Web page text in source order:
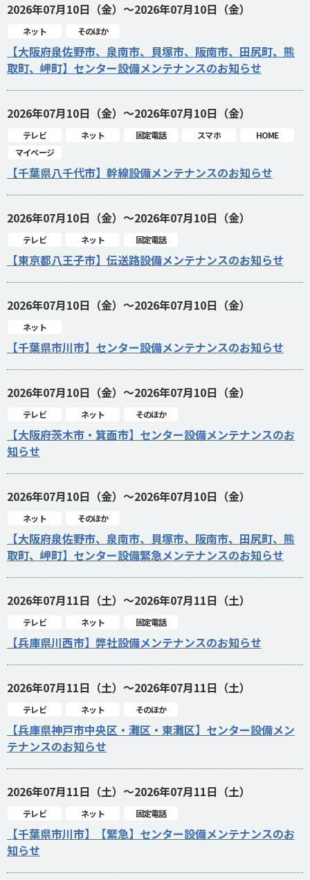
2026年07月10日（金）～2026年07月10日（金）
ネット そのほか
【大阪府泉佐野市、泉南市、貝塚市、阪南市、田尻町、熊
取町、岬町】センター設備メンテナンスのお知らせ
2026年07月10日（金）～2026年07月10日（金）
テレビ ネット 固定電話 スマホ
HOME
マイページ
【千葉県八千代市】幹線設備メンテナンスのお知らせ
2026年07月10日（金）～2026年07月10日（金）
テレビ ネット 固定電話
【東京都八王子市】伝送路設備メンテナンスのお知らせ
2026年07月10日（金）～2026年07月10日（金）
ネット
【千葉県市川市】センター設備メンテナンスのお知らせ
2026年07月10日（金）～2026年07月10日（金）
テレビ ネット そのほか
【大阪府茨木市・箕面市】センター設備メンテナンスのお
知らせ
2026年07月10日（金）～2026年07月10日（金）
ネット そのほか
【大阪府泉佐野市、泉南市、貝塚市、阪南市、田尻町、熊
取町、岬町】センター設備緊急メンテナンスのお知らせ
2026年07月11日（土）～2026年07月11日（土）
テレビ ネット 固定電話
【兵庫県川西市】弊社設備メンテナンスのお知らせ
2026年07月11日（土）～2026年07月11日（土）
テレビ ネット そのほか
【兵庫県神戸市中央区・灘区・東灘区】センター設備メン
テナンスのお知らせ
2026年07月11日（土）～2026年07月11日（土）
テレビ ネット 固定電話
【千葉県市川市】【緊急】センター設備メンテナンスのお
知らせ